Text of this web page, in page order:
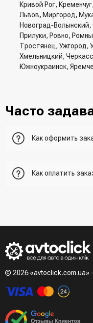
Кривой Рог,
Львов, Миргород,
Новоград-
Прилуки, Ровно,
Тростянец, Ужгород,
Хмельницкий,
Южноукраинск,
Часто
Как оформить
корзину и указать всю
наберет менеджер для
Третий вариант -
при разговоре с
Четвертый вариант -
мессенджеры (viber,
Как оплатить
- LiqPay при
© 2026 «avtoclick.com.ua»